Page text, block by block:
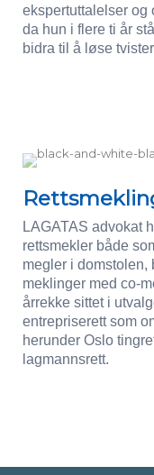
ekspertuttalelser og
da hun i flere ti år
bidra til å løse
LAGATAS advokat
rettsmekler både
megler i domstolen,
meklinger med co-
årrekke sittet i
entrepriserett som
herunder Oslo
lagmannsrett.